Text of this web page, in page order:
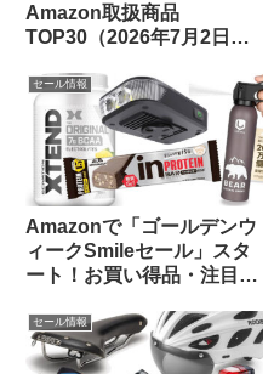
Amazon取扱商品
TOP30（2026年7月2日
セール情報
Amazonで「ゴールデンウ
ィークSmileセール」スタ
ート！お買い得品・注目品
ップしてご紹介します
セール情報